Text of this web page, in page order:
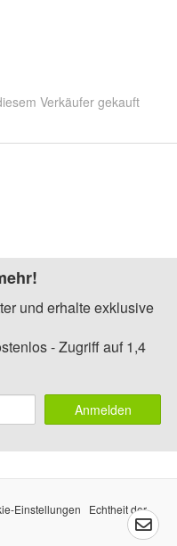
Verkäufer gekauft
und erhalte exklusive
- Zugriff auf 1,4
Anmelden
Einstellungen
Echtheit der